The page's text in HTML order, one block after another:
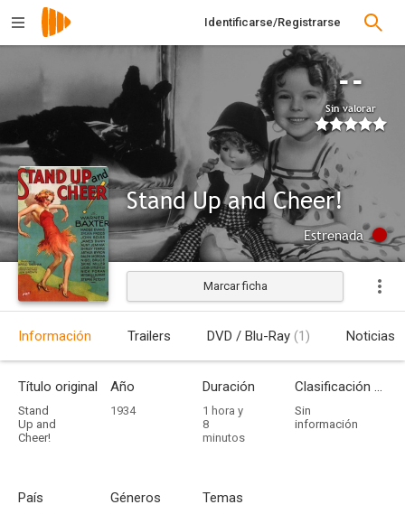
Identificarse/Registrarse
--
Sin valorar
Stand Up and Cheer!
Estrenada
Marcar ficha
Información Trailers DVD / Blu-Ray (1) Noticias
Título original
Stand
Up and
Cheer!
Año
1934
Duración
1 hora y
8
minutos
Clasificación por edades
Sin
información
País Géneros Temas